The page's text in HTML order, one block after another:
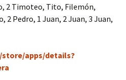
2 Timoteo, Tito, Filemón,
2 Pedro, 1 Juan, 2 Juan, 3 Juan,
apps/details?